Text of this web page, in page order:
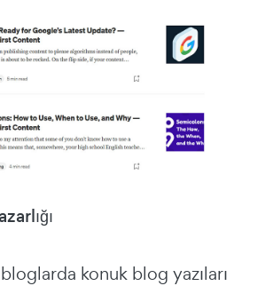
konuk blog yazıları